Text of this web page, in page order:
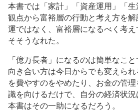
本書では「家計」「資産運用」「
観点から富裕層の行動と考え方を
運ではなく、富裕層になるべく考
そそうなれた。
「億万長者」になるのは簡単なこ
向き合い方は今日からでも変えら
を費やすのをやめたり、お金の管
識を向けるだけで、自分の経済状況
本書はその一助になるだろう。